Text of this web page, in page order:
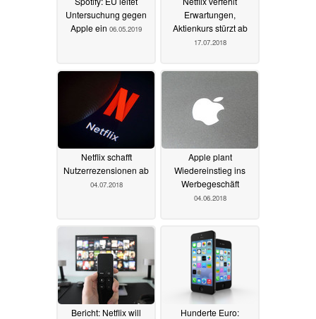
Untersuchung gegen
Apple ein 06.05.2019
Erwartungen,
Aktienkurs stürzt ab
17.07.2018
Netflix schafft
Nutzerrezensionen ab
04.07.2018
Apple plant
Wiedereinstieg ins
Werbegeschäft
04.06.2018
Bericht: Netflix will
Hunderte Euro: